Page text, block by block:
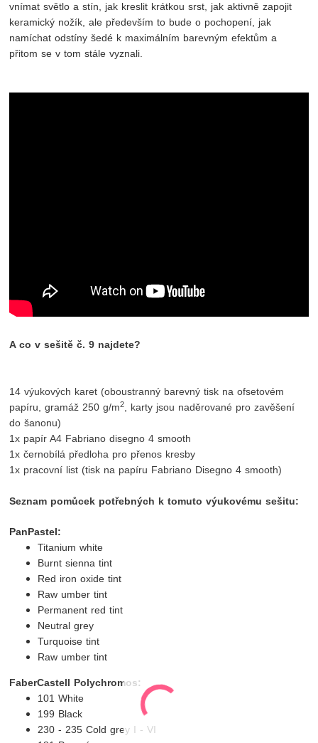
vnímat světlo a stín, jak kreslit krátkou srst, jak aktivně zapojit
keramický nožík, ale především to bude o pochopení, jak
namíchat odstíny šedé k maximálním barevným efektům a
přitom se v tom stále vyznali.
A co v sešitě č. 9 najdete?
14 výukových karet (oboustranný barevný tisk na ofsetovém
papíru, gramáž 250 g/m2
, karty jsou naděrované pro zavěšení
do šanonu)
1x papír A4 Fabriano disegno 4 smooth
1x černobílá předloha pro přenos kresby
1x pracovní list (tisk na papíru Fabriano Disegno 4 smooth)
Seznam pomůcek potřebných k tomuto výukovému sešitu:
PanPastel:
Titanium white
Burnt sienna tint
Red iron oxide tint
Raw umber tint
Permanent red tint
Neutral grey
Turquoise tint
Raw umber tint
FaberCastell Polychromos:
101 White
199 Black
230 - 235 Cold grey I - VI